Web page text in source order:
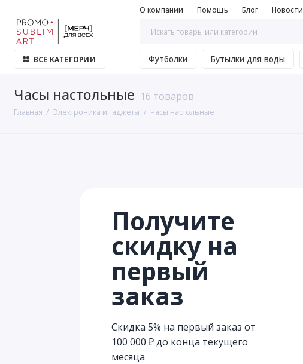
О компании Помощь Блог Новости
ВСЕ КАТЕГОРИИ Футболки Бутылки для воды
Часы настольные 16 товаров
Главная Электроника и гаджеты Часы настольные
Получите
скидку на
первый
заказ
Скидка 5% на первый заказ от
100 000 ₽ до конца текущего
месяца